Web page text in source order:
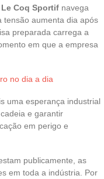
Le Coq Sportif navega
tensão aumenta dia após
preparada carrega a
em que a empresa
no dia a dia
uma esperança industrial
e garantir
em perigo e
publicamente, as
em toda a indústria. Por